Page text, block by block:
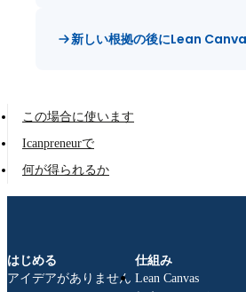
新しい根拠の後にLean
この場合に使います
Icanpreneurで
何が得られるか
はじめる
アイデアがありません
仕組み
Lean Canvas